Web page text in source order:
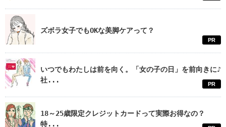
ズボラ女子でもOKな美脚ケアって？
PR
いつでもわたしは前を向く。「女の子の日」を前向きに♪
社...
PR
18～25歳限定クレジットカードって実際お得なの？
特...